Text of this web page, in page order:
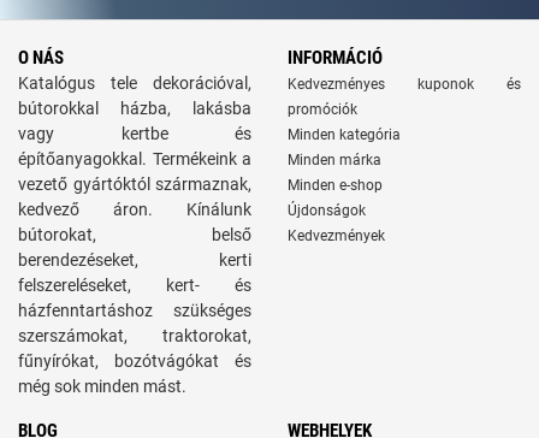
O NÁS
Katalógus tele dekorációval,
bútorokkal házba, lakásba
vagy kertbe és
építőanyagokkal. Termékeink a
vezető gyártóktól származnak,
kedvező áron. Kínálunk
bútorokat, belső
berendezéseket, kerti
felszereléseket, kert- és
házfenntartáshoz szükséges
szerszámokat, traktorokat,
fűnyírókat, bozótvágókat és
még sok minden mást.
INFORMÁCIÓ
Kedvezményes kuponok és
promóciók
Minden kategória
Minden márka
Minden e-shop
Újdonságok
Kedvezmények
BLOG WEBHELYEK